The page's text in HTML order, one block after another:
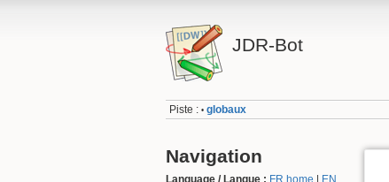
JDR-Bot
Piste : • globaux
Navigation
Language / Langue : FR home | EN